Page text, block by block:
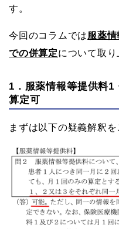
す。
今回のコラムでは服薬
での併算定について取り
1．服薬情報等提供料1
算定可
まずは以下の疑義解釈を